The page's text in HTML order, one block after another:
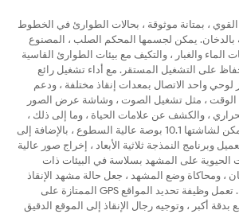
القوي ، بمتانة موثوقة ، بحالات الطوارئ في الخطوط
بالدخان. يمكن لجسمها المحكم الصلب ، المصنوع
الماء والغبار ، والتكيف مع بيئات الطوارئ القاسية
على التشغيل المستقر. مع أداء تشغيل رائع
لوحي واحد الاتصال بمعدات إنقاذ مختلفة ، ودعم
، مثل تشغيل الصوت ، وشاشة عرض الصور
، والكشف عن علامات الحياة ، وما إلى ذلك ،
لدمج خطة إنقاذ كاملة. يمكن لشاشتها 10.1 بوصة عالية السطوع ، بالإضافة إلى
وبرنامج النمذجة ثلاثية الأبعاد ، إخراج صور عالية
الحيوية على المشهد بسلاسة في البيئات ذات
، ومحاكاة وضع المشهد ، جعل حالة مشهد الإنقاذ
بالكامل واضحة في لمحة. تعمل وظيفة تحديد المواقع GPS الممتازة على
أكبر ، وتوجيه رجال الإنقاذ إلى الموقع الدقيق